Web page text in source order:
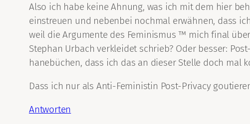
Also ich habe keine Ahnung, was ich mit dem hier
einstreuen und nebenbei nochmal erwähnen, dass
weil die Argumente des Feminismus ™ mich final
Stephan Urbach verkleidet schrieb? Oder besser:
hanebüchen, dass ich das an dieser Stelle doch mal
Dass ich nur als Anti-Feministin Post-Privacy
Antworten